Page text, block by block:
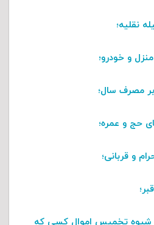
نقلیه؛
و خودرو؛
بر مصرف سال؛
حج و عمره؛
و قربانی؛
شیوه تخمیس اموال کسی که